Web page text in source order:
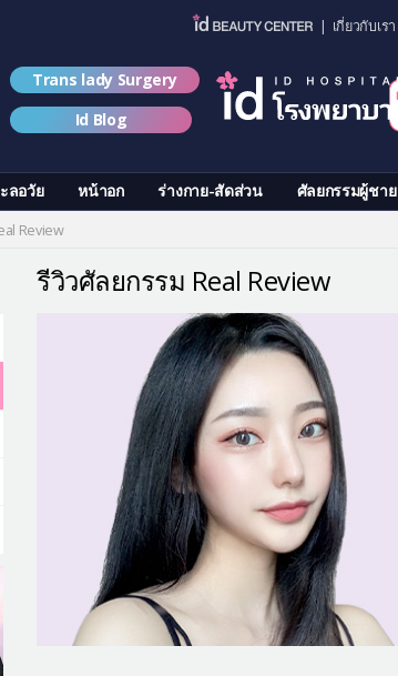
| เกี่ยวกับเรา
ลอวัย หน้าอก ร่างกาย-สัดส่วน ศัลยกรรมผู้ชาย
Trans lady Surgery
Id Blog
Review
รีวิวศัลยกรรม Real Review